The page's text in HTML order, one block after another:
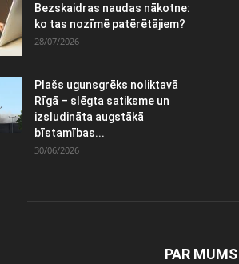
Bezskaidras naudas nākotne:
ko tas nozīmē patērētājiem?
28/07/2026
Plašs ugunsgrēks noliktavā
Rīgā – slēgta satiksme un
izsludināta augstākā
bīstamības...
30/06/2026
PAR MUMS